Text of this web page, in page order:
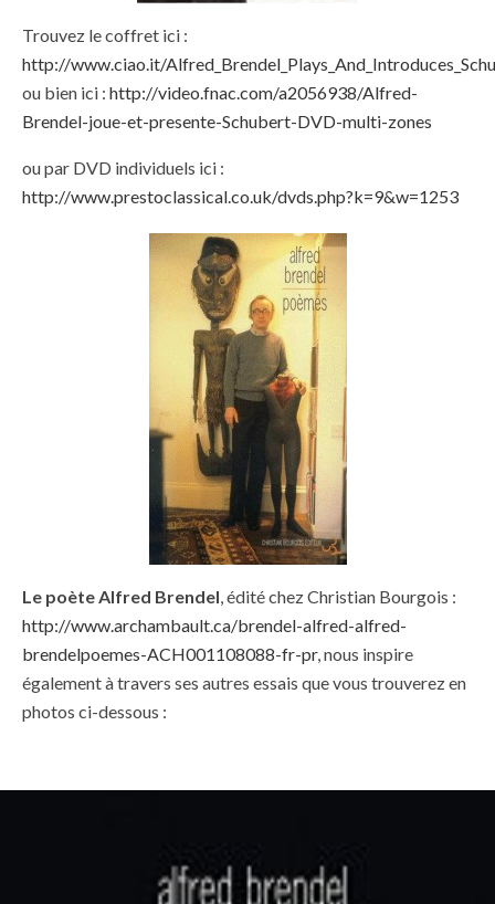
Trouvez le coffret ici :
http://www.ciao.it/
ou bien ici : http://video.fnac.com/a2056938/Alfred-
Brendel-joue-et-presente-Schubert-DVD-multi-zones
ou par DVD individuels ici :
http://www.prestoclassical.co.uk/dvds.php?k=9&w=1253
Le poète Alfred Brendel , édité chez Christian Bourgois :
http://www.archambault.ca/brendel-alfred-alfred-
brendelpoemes-ACH001108088-fr-pr, nous inspire
également à travers ses autres essais que vous trouverez en
photos ci-dessous :